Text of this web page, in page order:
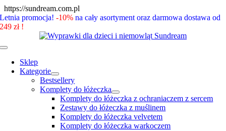
https://sundream.com.pl
to
Letnia promocja!-10% na cały asortyment oraz darmowa dostawa od
249 zł !
Toggle
Navigation
Sklep
Kategorie
Bestsellery
Komplety do łóżeczka
Komplety do łóżeczka z ochraniaczem z sercem
Zestawy do łóżeczka z muślinem
Komplety do łóżeczka velvetem
Komplety do łóżeczka warkoczem